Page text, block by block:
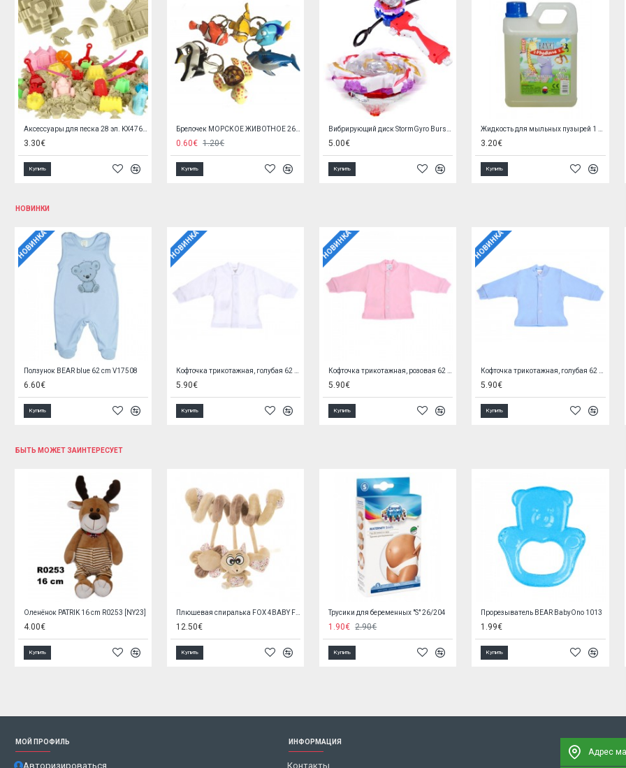
Лопата+грабли с деревянной ручкой 60 см (4453)
4.90€
Купить
Набор "Юный садовод" 59427
6.60€
Купить
Прыгающий мяч 6,5 см 30898
2.00€
Купить
Скачущий паук C3206
3.10€
Купить
НОВИНКИ
НОВИНКА
Варежки-нецарапки COLOR DINO
1.90€
Купить
НОВИНКА
Варежки-нецарапки BIRDS
1.90€
Купить
НОВИНКА
Шапочка трикотажная SMERFETKA белая (38/56 cm)
2.60€
Купить
НОВИНКА
Шапочка трикотажная, после купания, белая (38/56 cm)
2.20€
Купить
БЫТЬ МОЖЕТ ЗАИНТЕРЕСУЕТ
Пустышка NIGHT DREAMS анатомическая 6-18m 22/501 pink
2.95€
Купить
Развивающие игрушки LINDA un STELLA 1446
8.90€
Купить
3.10€
Купить
Вышибала REVE бежевый/золотой
116.90€
Купить
МОЙ ПРОФИЛЬ
Авторизироваться
ИНФОРМАЦИЯ
Контакты
Адрес